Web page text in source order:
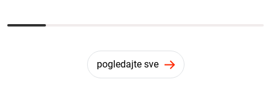
pogledajte sve